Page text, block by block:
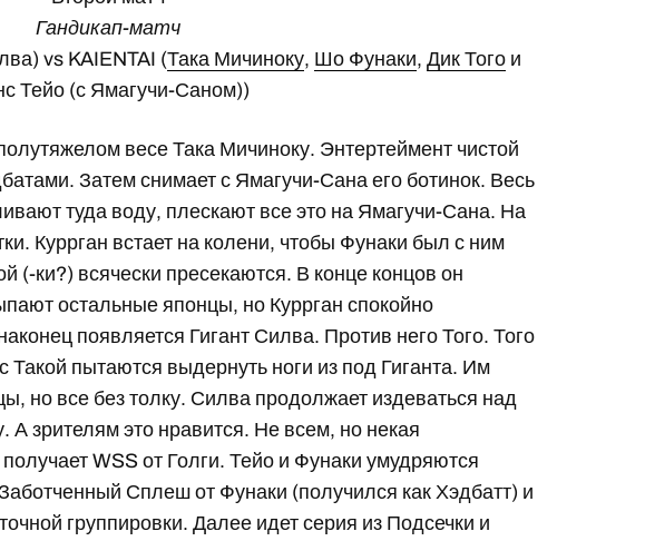
Гандикап-матч
vs KAIENTAI (Така Мичиноку, Шо Фунаки, Дик Того и
Тейо (с Ямагучи-Саном))
весе Така Мичиноку. Энтертеймент чистой
Затем снимает с Ямагучи-Сана его ботинок. Весь
туда воду, плескают все это на Ямагучи-Сана. На
Куррган встает на колени, чтобы Фунаки был с ним
(-ки?) всячески пресекаются. В конце концов он
остальные японцы, но Куррган спокойно
появляется Гигант Силва. Против него Того. Того
пытаются выдернуть ноги из под Гиганта. Им
но все без толку. Силва продолжает издеваться над
зрителям это нравится. Не всем, но некая
WSS от Голги. Тейо и Фунаки умудряются
Сплеш от Фунаки (получился как Хэдбатт) и
группировки. Далее идет серия из Подсечки и